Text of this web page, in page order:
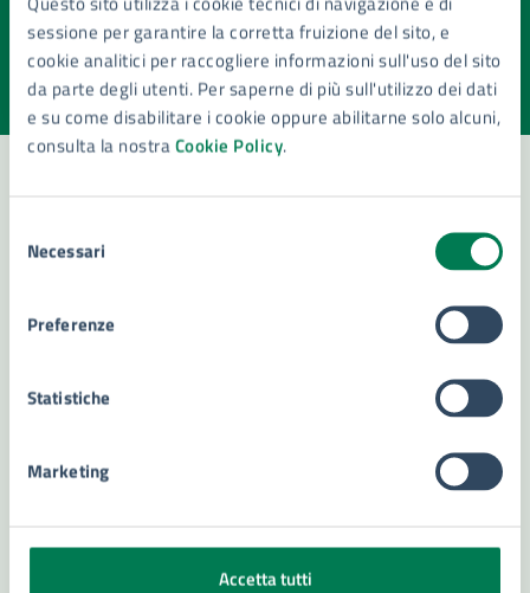
sessione per garantire la corretta fruizione del sito, e
cookie analitici per raccogliere informazioni sull'uso del sito
da parte degli utenti. Per saperne di più sull'utilizzo dei dati
e su come disabilitare i cookie oppure abilitarne solo alcuni,
consulta la nostraCookie Policy.
delNecessari
Preferenze
Statistiche
Marketing
Accetta tutti
pagina?
Valuta la chiarezza delle informazioni (da 1 a 5 stelle)
Seleziona il numero di stelle per valutare la chiarezza delle
Valuta 5 stelle su 5
Valuta 4 stelle su 5
Valuta 3 stelle su 5
Valuta 2 stelle su 5
Valuta 1 stelle su 5
Contatta il comune
Richiedi assistenza
Problemi in città
Segnala disservizio